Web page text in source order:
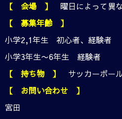
【 会場 】 曜日によって異
【 募集年齢 】
小学2,1年生 初心者、経験者
小学3年生〜6年生 経験者
【 持ち物 】 サッカーボー
【 お問い合わせ 】
宮田